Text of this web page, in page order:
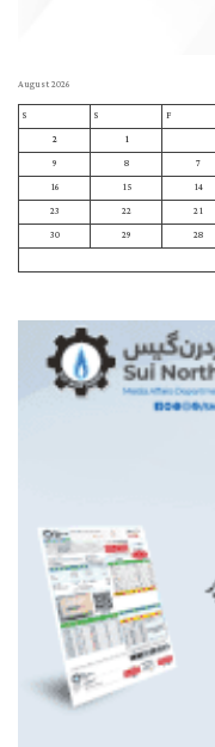
August 2026
F
S
S
1
2
7
8
9
14
15
16
21
22
23
28
29
30